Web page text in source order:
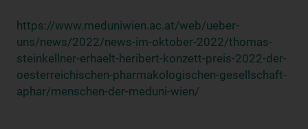
https://www.meduniwien.ac.at/web/ueber-
uns/news/2022/news-im-oktober-2022/thomas-
steinkellner-erhaelt-heribert-konzett-preis-2022-der-
oesterreichischen-pharmakologischen-gesellschaft-
aphar/menschen-der-meduni-wien/